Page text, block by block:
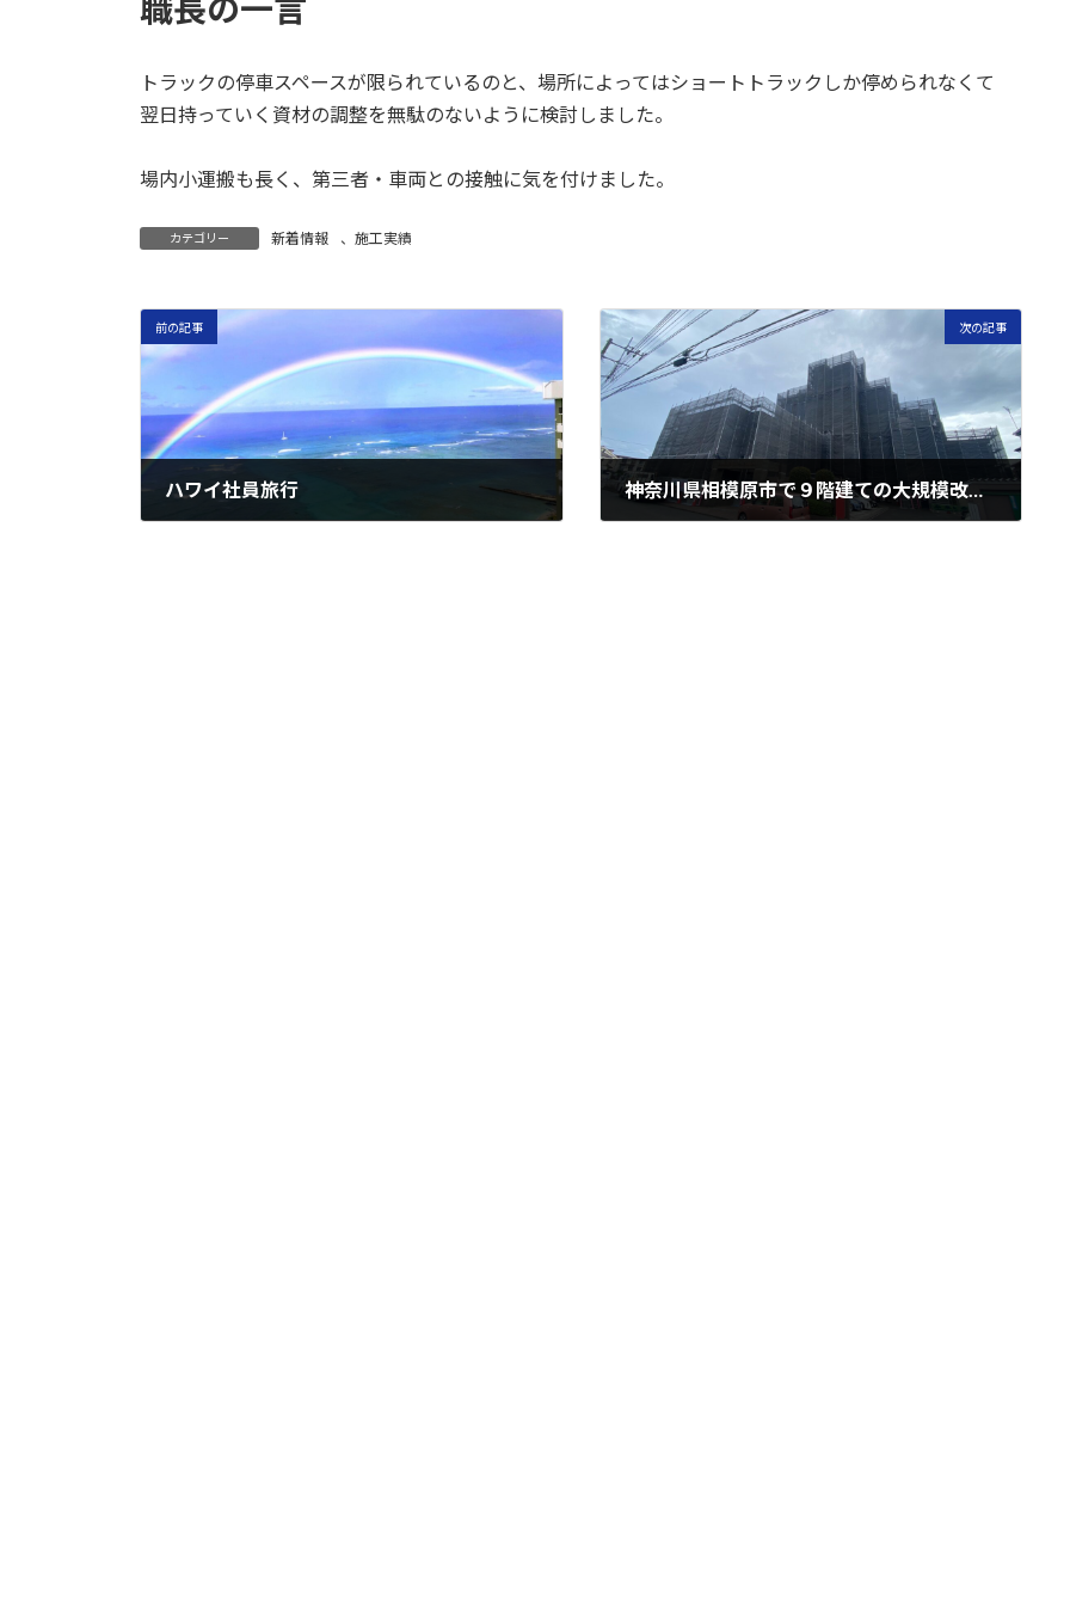
トラックの停車スペースが限られているのと、場所によってはショートトラックしか停められなくて
翌日持っていく資材の調整を無駄のないように検討しました。
場内小運搬も長く、第三者・車両との接触に気を付けました。
カテゴリー 新着情報 、 施工実績
前の記事
ハワイ社員旅行
次の記事
神奈川県相模原市で９階建ての大規模改修工事を行いました